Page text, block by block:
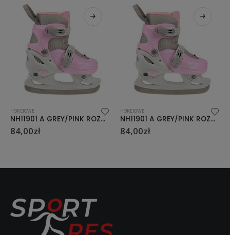
NH11901 A GREY/PINK ROZM. M(34-37) ŁYŻWY HOKEJOWE NILS EXTREME
HOKEJOWE
NH11901 A GREY/PINK ROZM. S(30-33) ŁYŻWY HOKEJOWE NILS EXTREME
84,00
HOKEJOWE
84,00